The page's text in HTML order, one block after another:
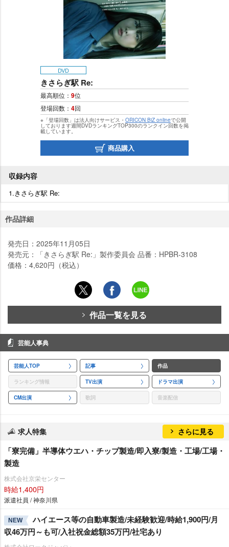
DVD
きさらぎ駅 Re:
最高順位： 9位
登場回数： 4回
※「登場回数」は法人向けサービス・ ORICON BiZ onlineで公開
しております週間DVDランキングTOP300のランクイン回数を掲
載しています。
商品購入
収録内容
1.きさらぎ駅 Re:
作品詳細
発売日：2025年11月05日
発売元：「きさらぎ駅 Re:」製作委員会 品番：HPBR-3108
価格：4,620円（税込）
作品一覧を見る
芸能人事典
芸能人TOP 記事 作品
ランキング情報 TV出演 ドラマ出演
CM出演 歌詞 音楽配信
求人特集 さらに見る
「寮完備」半導体ウエハ・チップ製造/即入寮/製造・工場/工場・
製造
株式会社京栄センター
時給1,400円
派遣社員 / 神奈川県
NEW
ハイエース等の自動車製造/未経験歓迎/時給1,900円/月
収46万円～も可/入社祝金総額35万円/社宅あり